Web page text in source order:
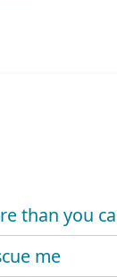
than you
me